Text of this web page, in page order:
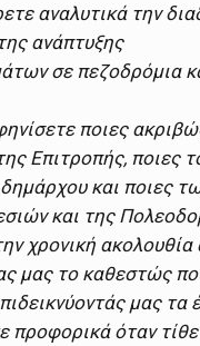
αναλυτικά την
ανάπτυξης
σε πεζοδρόμια
ποιες
Επιτροπής, ποιες
και ποιες
και της
χρονική ακολουθία
μας το καθεστώς
μας τα
προφορικά όταν